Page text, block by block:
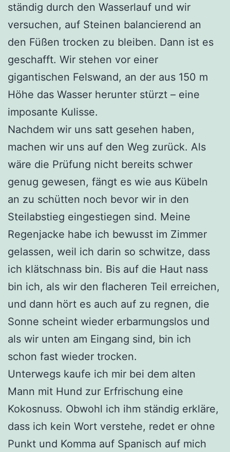
ständig durch den Wasserlauf und wir
versuchen, auf Steinen balancierend an
den Füßen trocken zu bleiben. Dann ist es
geschafft. Wir stehen vor einer
gigantischen Felswand, an der aus 150 m
Höhe das Wasser herunter stürzt – eine
imposante Kulisse.
Nachdem wir uns satt gesehen haben,
machen wir uns auf den Weg zurück. Als
wäre die Prüfung nicht bereits schwer
genug gewesen, fängt es wie aus Kübeln
an zu schütten noch bevor wir in den
Steilabstieg eingestiegen sind. Meine
Regenjacke habe ich bewusst im Zimmer
gelassen, weil ich darin so schwitze, dass
ich klätschnass bin. Bis auf die Haut nass
bin ich, als wir den flacheren Teil erreichen,
und dann hört es auch auf zu regnen, die
Sonne scheint wieder erbarmungslos und
als wir unten am Eingang sind, bin ich
schon fast wieder trocken.
Unterwegs kaufe ich mir bei dem alten
Mann mit Hund zur Erfrischung eine
Kokosnuss. Obwohl ich ihm ständig erkläre,
dass ich kein Wort verstehe, redet er ohne
Punkt und Komma auf Spanisch auf mich